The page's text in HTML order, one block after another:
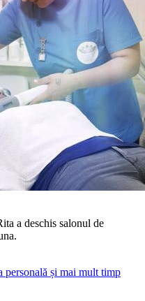
a deschis salonul de
personală și mai mult timp